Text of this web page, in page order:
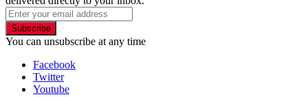
Subscribe
You can unsubscribe at any time
Facebook
Twitter
Youtube